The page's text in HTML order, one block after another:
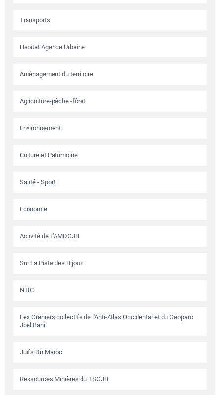
Transports
Habitat Agence Urbaine
Aménagement du territoire
Agriculture-pêche -fôret
Environnement
Culture et Patrimoine
Santé - Sport
Economie
Activité de L’AMDGJB
Sur La Piste des Bijoux
NTIC
Les Greniers collectifs de l'Anti-Atlas Occidental et du Geoparc
Jbel Bani
Juifs Du Maroc
Ressources Minières du TSGJB